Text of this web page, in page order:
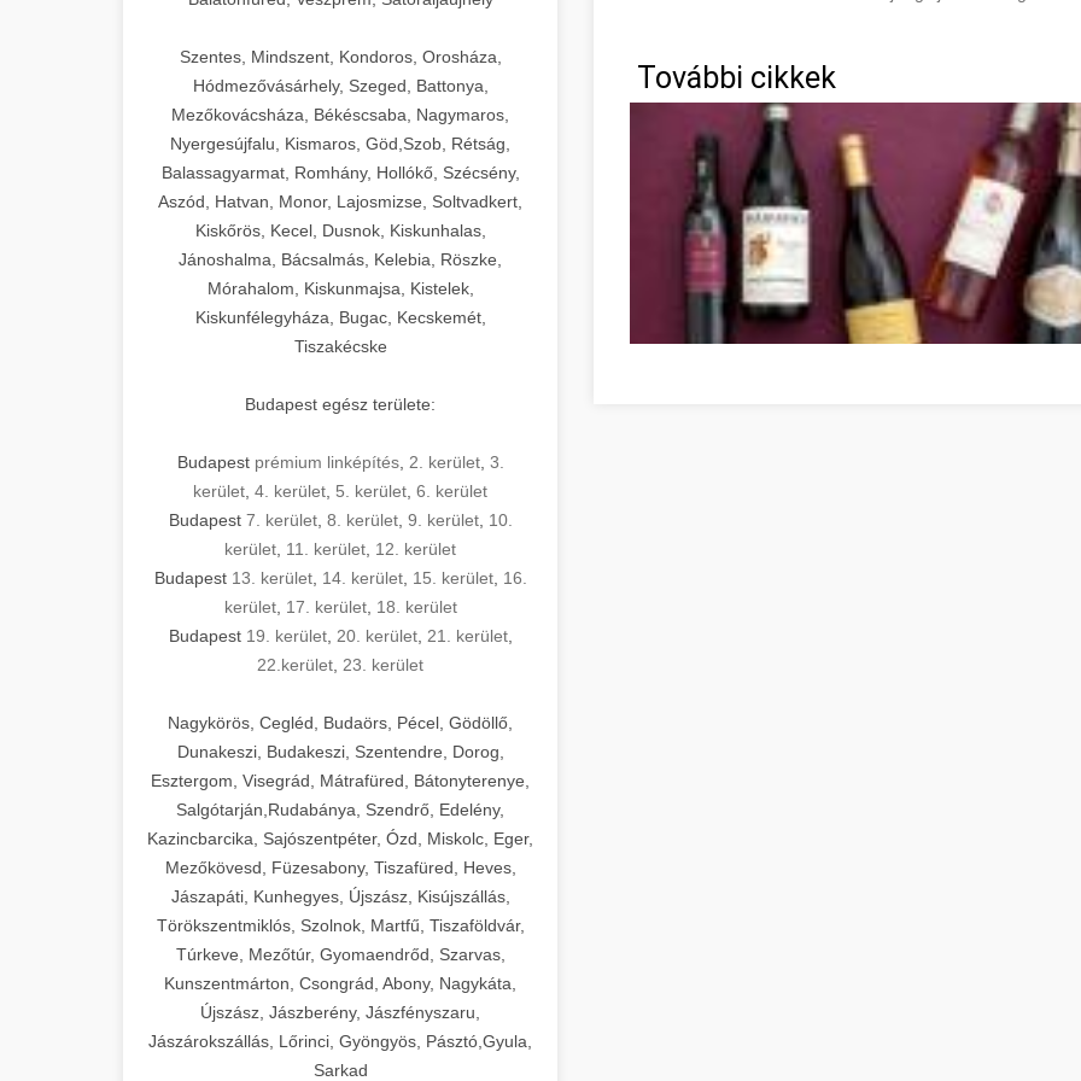
Szentes, Mindszent, Kondoros, Orosháza,
Hódmezővásárhely, Szeged, Battonya,
Mezőkovácsháza, Békéscsaba, Nagymaros,
Nyergesújfalu, Kismaros, Göd,Szob, Rétság,
Balassagyarmat, Romhány, Hollókő, Szécsény,
Aszód, Hatvan, Monor, Lajosmizse, Soltvadkert,
Kiskőrös, Kecel, Dusnok, Kiskunhalas,
Jánoshalma, Bácsalmás, Kelebia, Röszke,
Mórahalom, Kiskunmajsa, Kistelek,
Kiskunfélegyháza, Bugac, Kecskemét,
Tiszakécske
Budapest egész területe:
Budapest prémium linképítés, 2. kerület, 3.
kerület 4. kerület 5. kerület 6. kerület
Budapest 7. kerület, 8. kerület, 9. kerület, 10.
kerület 11. kerület 12. kerület
Budapest 13. kerület, 14. kerület, 15. kerület, 16.
kerület, 17. kerület, 18. kerület
Budapest 19. kerület, 20. kerület, 21. kerület,
22.kerület 23. kerület
Nagykörös, Cegléd, Budaörs, Pécel, Gödöllő,
Dunakeszi, Budakeszi, Szentendre, Dorog,
Esztergom, Visegrád, Mátrafüred, Bátonyterenye,
Salgótarján,Rudabánya, Szendrő, Edelény,
Kazincbarcika, Sajószentpéter, Ózd, Miskolc, Eger,
Mezőkövesd, Füzesabony, Tiszafüred, Heves,
Jászapáti, Kunhegyes, Újszász, Kisújszállás,
Törökszentmiklós, Szolnok, Martfű, Tiszaföldvár,
Túrkeve, Mezőtúr, Gyomaendrőd, Szarvas,
Kunszentmárton, Csongrád, Abony, Nagykáta,
Újszász, Jászberény, Jászfényszaru,
Jászárokszállás, Lőrinci, Gyöngyös, Pásztó,Gyula,
Sarkad
További cikkek